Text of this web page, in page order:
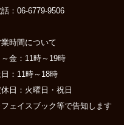
話：06-6779-9506
時間について
～金：11時～19時
日：11時～18時
休日：火曜日・祝日
ェイスブック等で告知します